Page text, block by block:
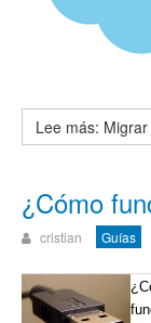
Lee más:
¿Cómo
cristian Guías